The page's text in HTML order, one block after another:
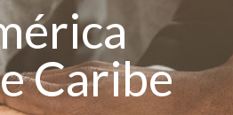
Caribe